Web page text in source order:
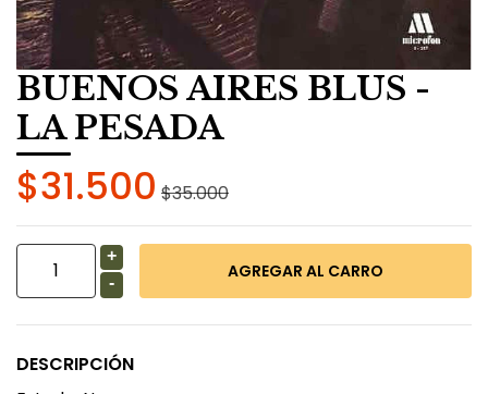
BUENOS AIRES BLUS -
LA PESADA
$31.500 $35.000
+
-
DESCRIPCIÓN